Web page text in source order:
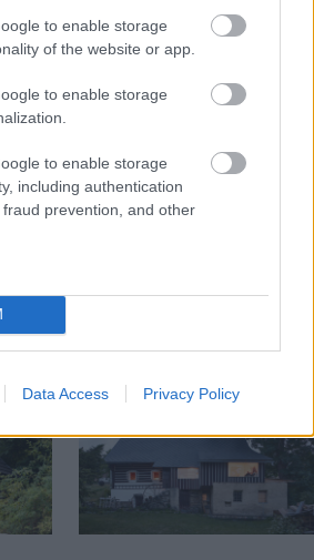
to enable storage
of the website or app.
to enable storage
to enable storage
including authentication
prevention, and other
Data Access Privacy Policy
S motorovou pílou sa